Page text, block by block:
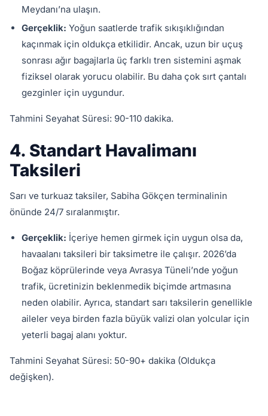
Meydanı’na ulaşın.
Gerçeklik: Yoğun saatlerde trafik sıkışıklığından
kaçınmak için oldukça etkilidir. Ancak, uzun bir uçuş
sonrası ağır bagajlarla üç farklı tren sistemini aşmak
fiziksel olarak yorucu olabilir. Bu daha çok sırt çantalı
gezginler için uygundur.
Tahmini Seyahat Süresi: 90-110 dakika.
4. Standart Havalimanı
Taksileri
Sarı ve turkuaz taksiler, Sabiha Gökçen terminalinin
önünde 24/7 sıralanmıştır.
Gerçeklik: İçeriye hemen girmek için uygun olsa da,
havaalanı taksileri bir taksimetre ile çalışır. 2026’da
Boğaz köprülerinde veya Avrasya Tüneli’nde yoğun
trafik, ücretinizin beklenmedik biçimde artmasına
neden olabilir. Ayrıca, standart sarı taksilerin genellikle
aileler veya birden fazla büyük valizi olan yolcular için
yeterli bagaj alanı yoktur.
Tahmini Seyahat Süresi: 50-90+ dakika (Oldukça
değişken).